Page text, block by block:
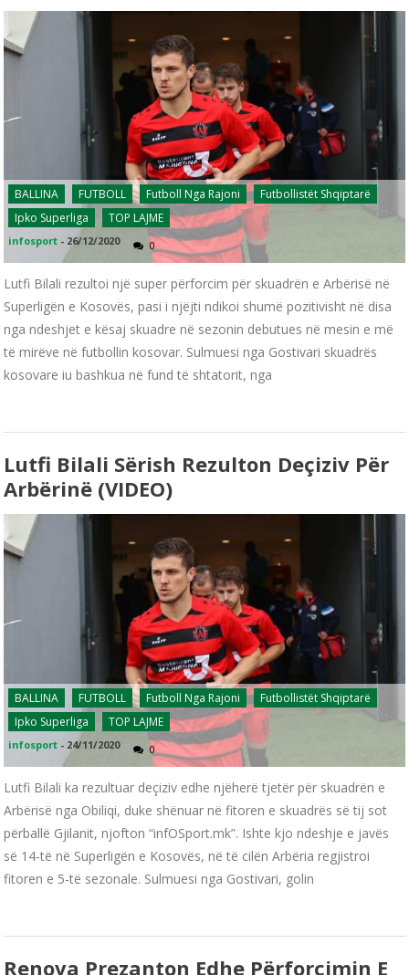
BALLINA FUTBOLL Futboll Nga Rajoni
Futbollistët Shqiptarë
Ipko Superliga
TOP LAJME
infosport - 26/12/2020 0
Lutfi Bilali rezultoi një super përforcim për skuadrën e Arbërisë në
Superligën e Kosovës, pasi i njëjti ndikoi shumë pozitivisht në disa
nga ndeshjet e kësaj skuadre në sezonin debutues në mesin e më
të mirëve në futbollin kosovar. Sulmuesi nga Gostivari skuadrës
kosovare iu bashkua në fund të shtatorit, nga
Lutfi Bilali Sërish Rezulton Deçiziv Për
Arbërinë (VIDEO)
BALLINA FUTBOLL Futboll Nga Rajoni
Futbollistët Shqiptarë
Ipko Superliga
TOP LAJME
infosport - 24/11/2020 0
Lutfi Bilali ka rezultuar deçiziv edhe njëherë tjetër për skuadrën e
Arbërisë nga Obiliqi, duke shënuar në fitoren e skuadrës së tij sot
përballë Gjilanit, njofton “infOSport.mk”. Ishte kjo ndeshje e javës
së 14-të në Superligën e Kosovës, në të cilën Arbëria regjistroi
fitoren e 5-të sezonale. Sulmuesi nga Gostivari, golin
Renova Prezanton Edhe Përforcimin E